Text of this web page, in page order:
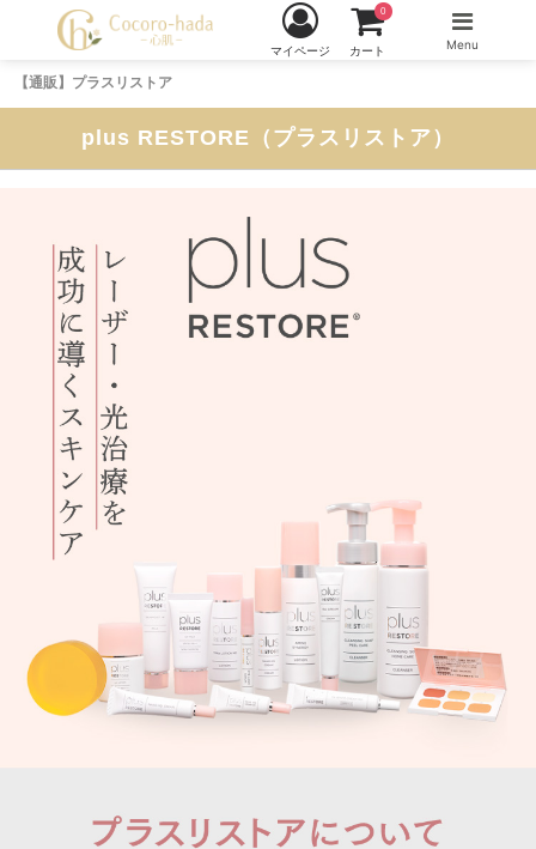
【通販】プラスリストア
マイページ カート
0
Menu
plus RESTORE（プラスリストア）